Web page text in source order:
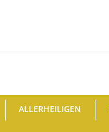
ALLERHEILIGEN